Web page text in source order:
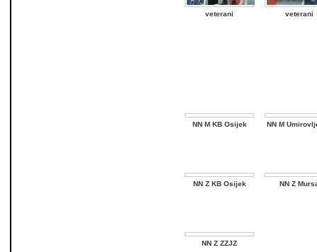
veterani veterani
NN M KB Osijek NN M
NN Z KB Osijek NN Z
NN Z ZZJZ